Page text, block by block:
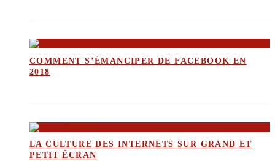
COMMENT S’ÉMANCIPER DE FACEBOOK EN
2018
LA CULTURE DES INTERNETS SUR GRAND ET
PETIT ÉCRAN